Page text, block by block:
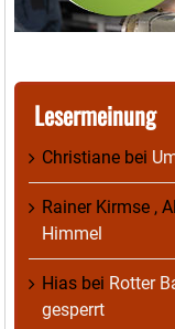
Lesermeinung
Christiane bei
Rainer Kirmse ,
Himmel
Hias bei Rotter
gesperrt